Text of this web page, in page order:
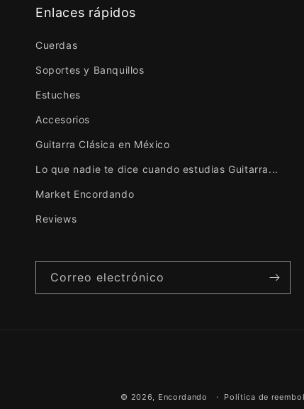
Enlaces rápidos
Cuerdas
Soportes y Banquillos
Estuches
Accesorios
Guitarra Clásica en México
Lo que nadie te dice cuando estudias Guitarra...
Market Encordando
Reviews
Correo electrónico
© 2026, Encordando Política de